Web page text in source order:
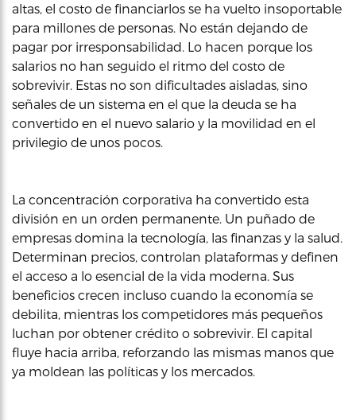
altas, el costo de financiarlos se ha vuelto insoportable
para millones de personas. No están dejando de
pagar por irresponsabilidad. Lo hacen porque los
salarios no han seguido el ritmo del costo de
sobrevivir. Estas no son dificultades aisladas, sino
señales de un sistema en el que la deuda se ha
convertido en el nuevo salario y la movilidad en el
privilegio de unos pocos.
La concentración corporativa ha convertido esta
división en un orden permanente. Un puñado de
empresas domina la tecnología, las finanzas y la salud.
Determinan precios, controlan plataformas y definen
el acceso a lo esencial de la vida moderna. Sus
beneficios crecen incluso cuando la economía se
debilita, mientras los competidores más pequeños
luchan por obtener crédito o sobrevivir. El capital
fluye hacia arriba, reforzando las mismas manos que
ya moldean las políticas y los mercados.